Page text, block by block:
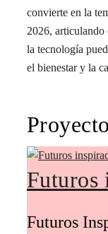
convierte en la
2026,
la tecnología
el bienestar y la
Futuros
Futuros